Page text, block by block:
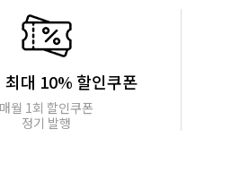
최대 10% 할인쿠폰
매월 1회 할인쿠폰
정기 발행